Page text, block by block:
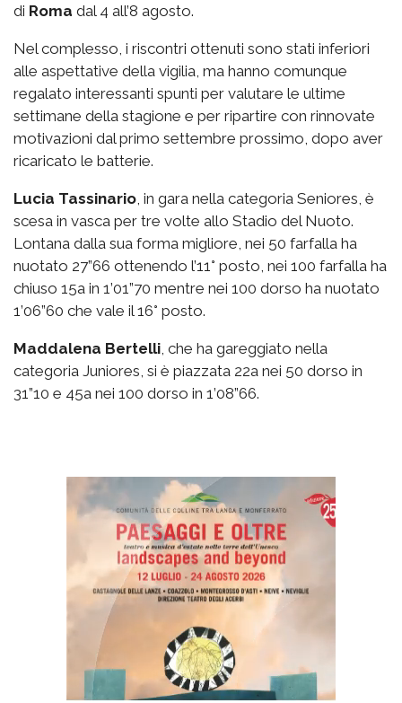
di Roma dal 4 all’8 agosto.
Nel complesso, i riscontri ottenuti sono stati inferiori
alle aspettative della vigilia, ma hanno comunque
regalato interessanti spunti per valutare le ultime
settimane della stagione e per ripartire con rinnovate
motivazioni dal primo settembre prossimo, dopo aver
ricaricato le batterie.
Lucia Tassinario , in gara nella categoria Seniores, è
scesa in vasca per tre volte allo Stadio del Nuoto.
Lontana dalla sua forma migliore, nei 50 farfalla ha
nuotato 27”66 ottenendo l’11° posto, nei 100 farfalla ha
chiuso 15a in 1’01”70 mentre nei 100 dorso ha nuotato
1’06”60 che vale il 16° posto.
Maddalena Bertelli , che ha gareggiato nella
categoria Juniores, si è piazzata 22a nei 50 dorso in
31”10 e 45a nei 100 dorso in 1’08”66.